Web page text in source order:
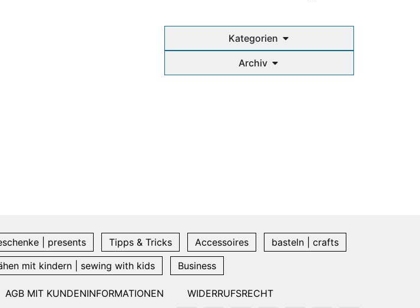
Kategorien
Archiv
| presents Tipps & Tricks Accessoires
basteln | crafts
mit kindern | sewing with kids Business
AGB MIT KUNDENINFORMATIONEN WIDERRUFSRECHT